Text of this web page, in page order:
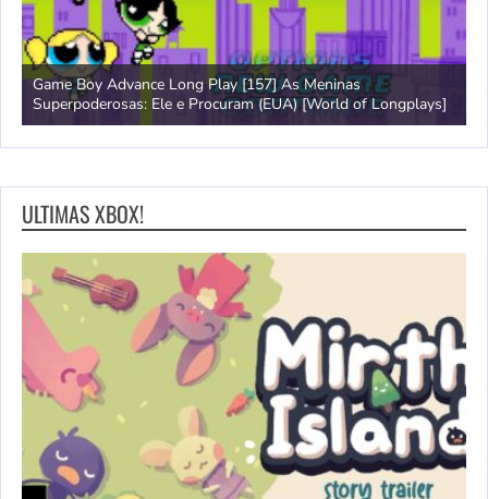
Game Boy Advance Long Play [157] As Meninas
Superpoderosas: Ele e Procuram (EUA) [World of Longplays]
ULTIMAS XBOX!